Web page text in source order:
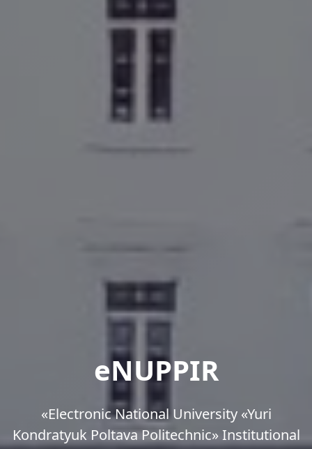
eNUPPIR
«Еlectronic National University «Yuri
Kondratyuk Poltava Politechnic» Institutional